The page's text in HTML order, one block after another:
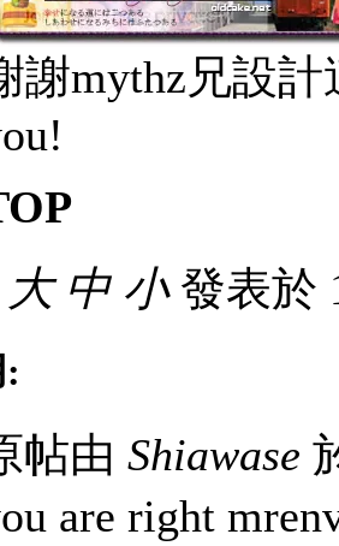
謝mythz兄設
大 中 小發表於
帖由 Shiawase
are right